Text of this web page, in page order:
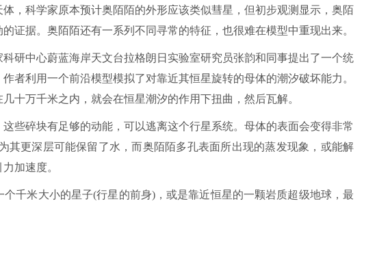
科学家原本预计奥陌陌的外形应该类似彗星，但初步观测显示，奥陌
证据。奥陌陌还有一系列不同寻常的特征，也很难在模型中重现出来。
中心蔚蓝海岸天文台拉格朗日实验室研究员张韵和同事提出了一个统
者利用一个前沿模型模拟了对靠近其恒星旋转的母体的潮汐破坏能力。
十万千米之内，就会在恒星潮汐的作用下扭曲，然后瓦解。
碎块有足够的动能，可以逃离这个行星系统。母体的表面会变得非常
其更深层可能保留了水，而奥陌陌多孔表面所出现的蒸发现象，或能解
加速度。
米大小的星子(行星的前身)，或是靠近恒星的一颗岩质超级地球，最